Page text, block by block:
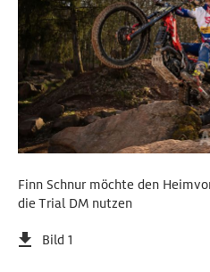
Finn Schnur möchte den
die Trial DM nutzen
Bild 1